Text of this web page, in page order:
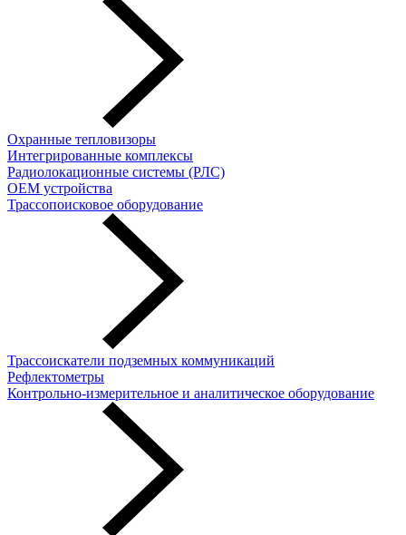
Охранные тепловизоры
Интегрированные комплексы
Радиолокационные системы (РЛС)
OEM устройства
Трассопоисковое оборудование
Трассоискатели подземных коммуникаций
Рефлектометры
Контрольно-измерительное и аналитическое оборудование